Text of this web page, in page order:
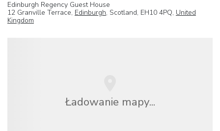
Edinburgh Regency Guest House
12 Granville Terrace, Edinburgh, Scotland, EH10 4PQ, United
Kingdom
Ładowanie mapy...